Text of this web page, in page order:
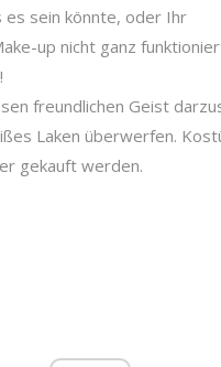
es sein könnte, oder Ihr
up nicht ganz
freundlichen Geist
Laken überwerfen.
gekauft werden.